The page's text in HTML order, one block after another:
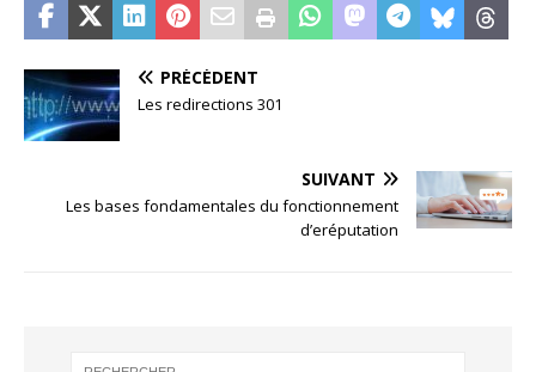
PRÉCÉDENT
Les redirections 301
SUIVANT
Les bases fondamentales du fonctionnement
d’eréputation